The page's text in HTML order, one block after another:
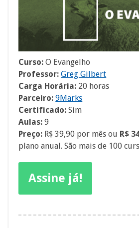
Curso: O Evangelho
Professor: Greg Gilbert
Carga Horária: 20 horas
Parceiro: 9Marks
Certificado: Sim
Aulas: 9
Preço: R$ 39,90 por mês ou R$
plano anual. São mais de 100
Assine já!